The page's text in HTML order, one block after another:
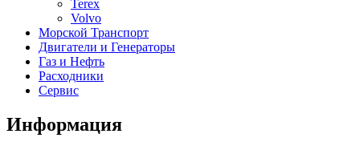
Terex
Volvo
Морской Транспорт
Двигатели и Генераторы
Газ и Нефть
Расходники
Сервис
Информация